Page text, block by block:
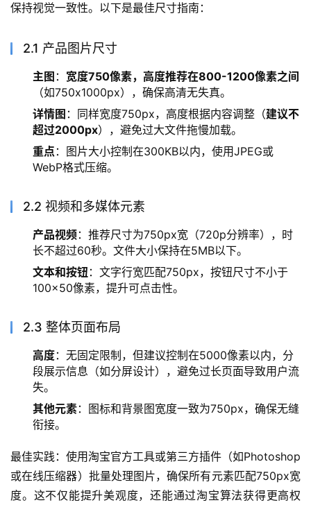
保持视觉一致性。以下是最佳尺寸指南：
2.1 产品图片尺寸
主图 ： 宽度750像素，高度推荐在800-1200像素之间
（如750x1000px），确保高清无失真。
详情图 ：同样宽度750px，高度根据内容调整（建议不
超过2000px），避免过大文件拖慢加载。
重点 ：图片大小控制在300KB以内，使用JPEG或
WebP格式压缩。
2.2 视频和多媒体元素
产品视频：推荐尺寸为750px宽（720p分辨率），时
长不超过60秒。文件大小保持在5MB以下。
文本和按钮 ：文字行宽匹配750px，按钮尺寸不小于
100×50像素，提升可点击性。
2.3 整体页面布局
高度：无固定限制，但建议控制在5000像素以内，分
段展示信息（如分屏设计），避免过长页面导致用户流
失。
其他元素：图标和背景图宽度一致为750px，确保无缝
衔接。
最佳实践：使用淘宝官方工具或第三方插件（如Photoshop
或在线压缩器）批量处理图片，确保所有元素匹配750px宽
度。这不仅能提升美观度，还能通过淘宝算法获得更高权